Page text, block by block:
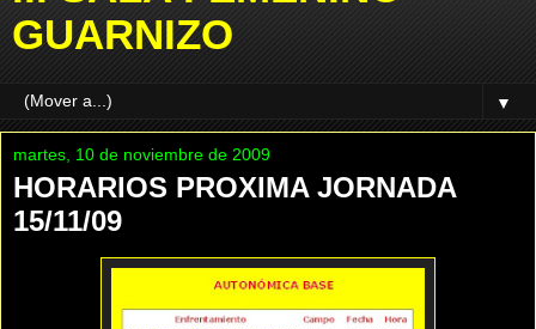
GUARNIZO
▼
martes, 10 de noviembre de 2009
HORARIOS PROXIMA JORNADA
15/11/09